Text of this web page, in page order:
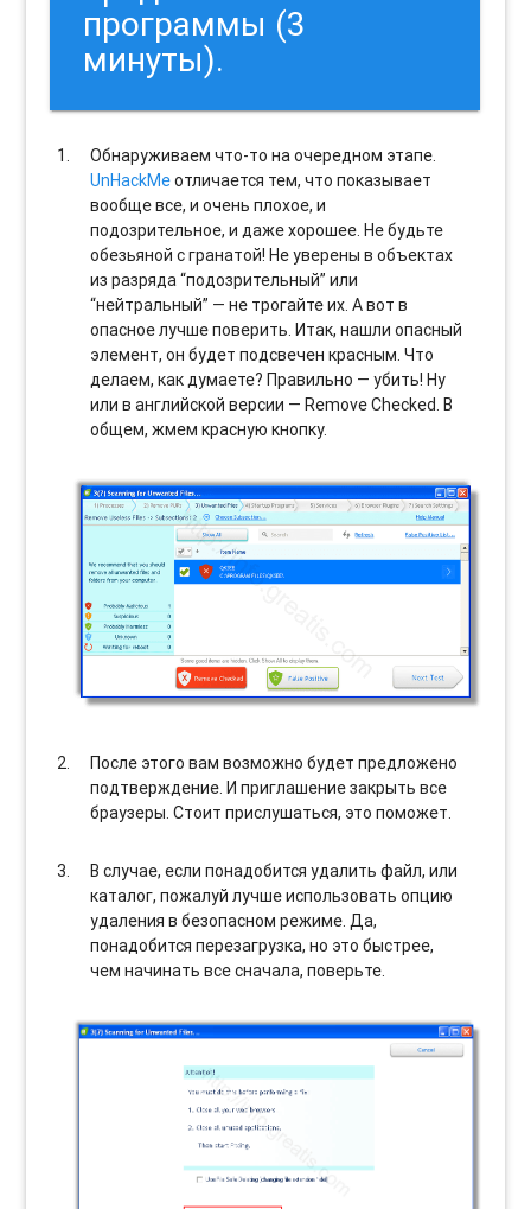
программы (3
минуты).
Обнаруживаем что-то на очередном этапе.
UnHackMeотличается тем, что показывает
вообще все, и очень плохое, и
подозрительное, и даже хорошее. Не будьте
обезьяной с гранатой! Не уверены в объектах
из разряда “подозрительный” или
“нейтральный” — не трогайте их. А вот в
опасное лучше поверить. Итак, нашли опасный
элемент, он будет подсвечен красным. Что
делаем, как думаете? Правильно — убить! Ну
или в английской версии — Remove Checked. В
общем, жмем красную кнопку.
После этого вам возможно будет предложено
подтверждение. И приглашение закрыть все
браузеры. Стоит прислушаться, это поможет.
В случае, если понадобится удалить файл, или
каталог, пожалуй лучше использовать опцию
удаления в безопасном режиме. Да,
понадобится перезагрузка, но это быстрее,
чем начинать все сначала, поверьте.